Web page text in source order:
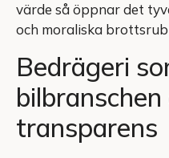
värde så öppnar det
och moraliska
Bedrägeri
bilbranschen
transparens